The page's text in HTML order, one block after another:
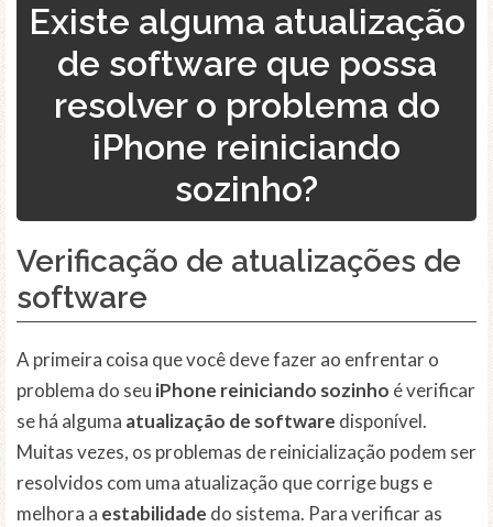
Existe alguma atualização
de software que possa
resolver o problema do
iPhone reiniciando
sozinho?
Verificação de atualizações de
software
A primeira coisa que você deve fazer ao enfrentar o
problema do seu iPhone reiniciando sozinho é verificar
se há alguma atualização de software disponível.
Muitas vezes, os problemas de reinicialização podem ser
resolvidos com uma atualização que corrige bugs e
melhora a estabilidade do sistema. Para verificar as